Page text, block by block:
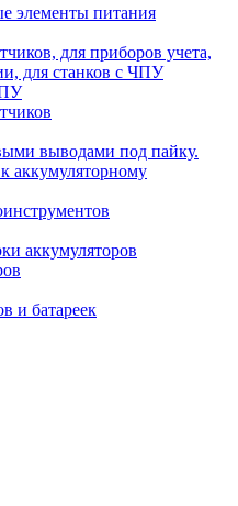
элементы питания
для приборов учета,
для станков с ЧПУ
выводами под пайку.
аккумуляторному
аккумуляторов
и батареек